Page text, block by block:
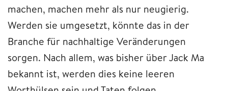
machen, machen mehr als nur neugierig.
Werden sie umgesetzt, könnte das in der
Branche für nachhaltige Veränderungen
sorgen. Nach allem, was bisher über Jack Ma
bekannt ist, werden dies keine leeren